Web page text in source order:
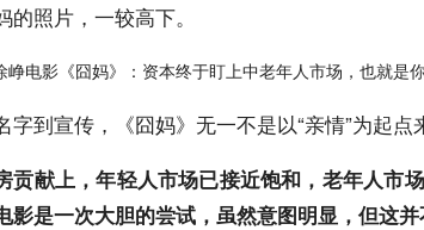
的照片，一较高下。
字到宣传，《囧妈》无一不是以“亲情”为起点
贡献上，年轻人市场已接近饱和，老年人市
影是一次大胆的尝试，虽然意图明显，但这并